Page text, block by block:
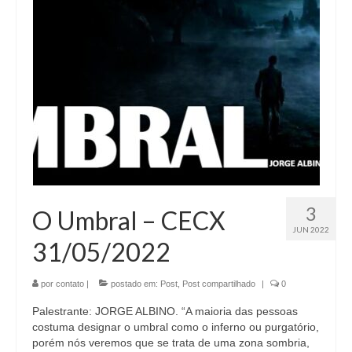
3
JUN 2022
O Umbral – CECX
31/05/2022
por contato | postado em: Post Post compartilhado | 0
Palestrante: JORGE ALBINO. “A maioria das pessoas
costuma designar o umbral como o inferno ou purgatório,
porém nós veremos que se trata de uma zona sombria,